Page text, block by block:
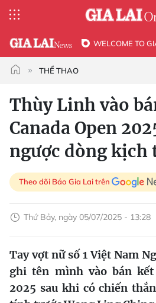
WELCOME TO
THỂ THAO
Thùy Linh vào
Canada Open
ngược dòng kịch
Theo dõi Báo Gia Lai trên
Thứ Bảy, ngày 05/07/2025 - 13:28
Tay vợt nữ số 1 Việt Nam
ghi tên mình vào bán kết
2025 sau khi có chiến